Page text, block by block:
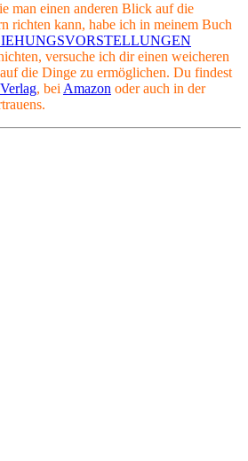
man einen anderen Blick auf die
richten kann, habe ich in meinem Buch
versuche ich dir einen weicheren
die Dinge zu ermöglichen. Du findest
Verlag, bei Amazon oder auch in der